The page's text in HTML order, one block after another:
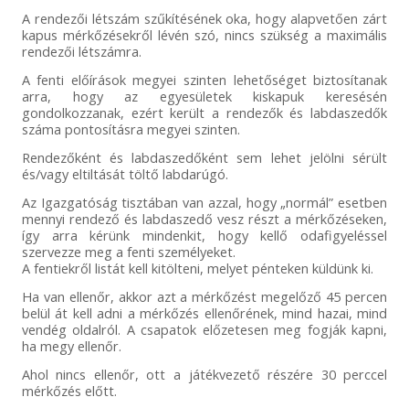
A rendezői létszám szűkítésének oka, hogy alapvetően zárt
kapus mérkőzésekről lévén szó, nincs szükség a maximális
rendezői létszámra.
A fenti előírások megyei szinten lehetőséget biztosítanak
arra, hogy az egyesületek kiskapuk keresésén
gondolkozzanak, ezért került a rendezők és labdaszedők
száma pontosításra megyei szinten.
Rendezőként és labdaszedőként sem lehet jelölni sérült
és/vagy eltiltását töltő labdarúgó.
Az Igazgatóság tisztában van azzal, hogy „normál” esetben
mennyi rendező és labdaszedő vesz részt a mérkőzéseken,
így arra kérünk mindenkit, hogy kellő odafigyeléssel
szervezze meg a fenti személyeket.
A fentiekről listát kell kitölteni, melyet pénteken küldünk ki.
Ha van ellenőr, akkor azt a mérkőzést megelőző 45 percen
belül át kell adni a mérkőzés ellenőrének, mind hazai, mind
vendég oldalról. A csapatok előzetesen meg fogják kapni,
ha megy ellenőr.
Ahol nincs ellenőr, ott a játékvezető részére 30 perccel
mérkőzés előtt.